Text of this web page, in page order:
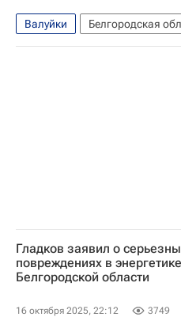
Валуйки
Белгородская
Вооруженные силы Украины
Гладков заявил о
повреждениях в энергетике
Белгородской области
16 октября 2025, 22:12 3749